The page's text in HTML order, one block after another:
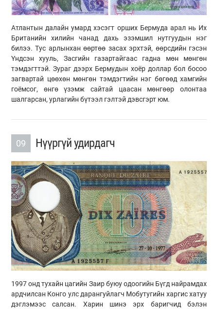
Атлантын далайн умард хэсэгт орших Бермуда арал нь Их
Британийн хилийн чанад дахь эзэмшил нутгуудын нэг
билээ. Тус арлынхан өөртөө засах эрхтэй, өөрсдийн гэсэн
Үндсэн хууль, Засгийн газартайгаас гадна мөн мөнгөн
тэмдэгттэй. Зураг дээрх Бермудын хоёр доллар бол босоо
загвартай цөөхөн мөнгөн тэмдэгтийн нэг бөгөөд хамгийн
гоёмсог, өнгө үзэмж сайтай цаасан мөнгөөр олонтаа
шалгарсан, урлагийн бүтээл гэлтэй дэвсгэрт юм.
09 Нүүргүй удирдагч
1997 онд тухайн цагийн Заир буюу одоогийн Бүгд найрамдах
ардчилсан Конго улс дарангуйлагч Мобутугийн харгис хатуу
дэглэмээс салсан. Харин шинэ эрх баригчид бэлэн